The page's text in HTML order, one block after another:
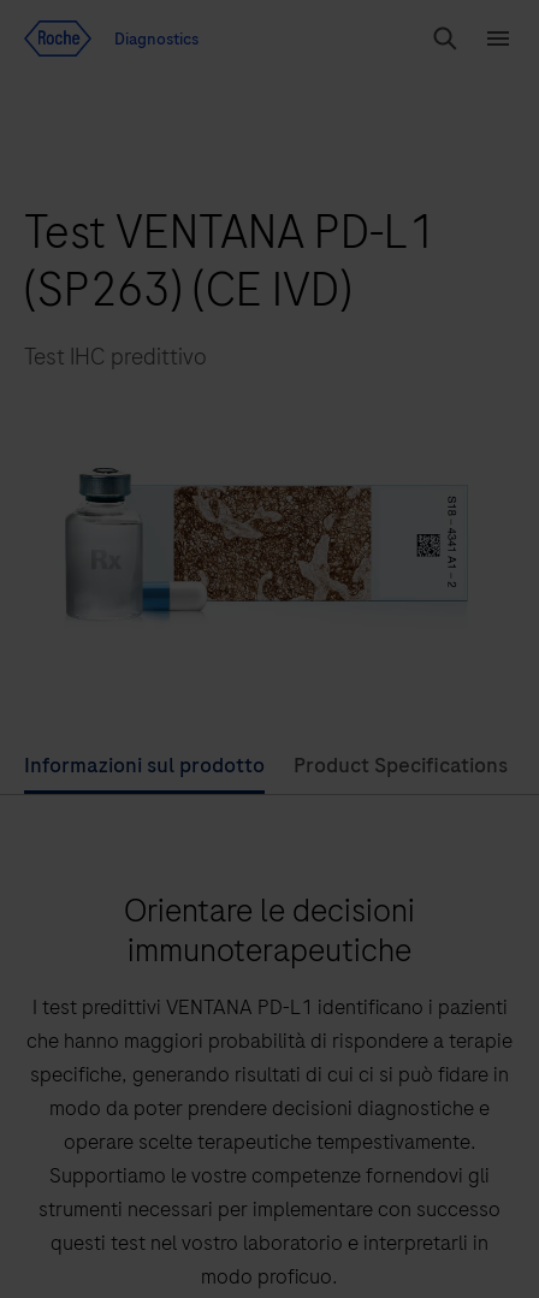
Diagnostics
Search
Test VENTANA PD-L1
(SP263) (CE IVD)
Test IHC predittivo
Informazioni sul prodotto Product Specifications
Orientare le decisioni
immunoterapeutiche
I test predittivi VENTANA PD-L1 identificano i pazienti
che hanno maggiori probabilità di rispondere a terapie
specifiche, generando risultati di cui ci si può fidare in
modo da poter prendere decisioni diagnostiche e
operare scelte terapeutiche tempestivamente.
Supportiamo le vostre competenze fornendovi gli
strumenti necessari per implementare con successo
questi test nel vostro laboratorio e interpretarli in
modo proficuo.